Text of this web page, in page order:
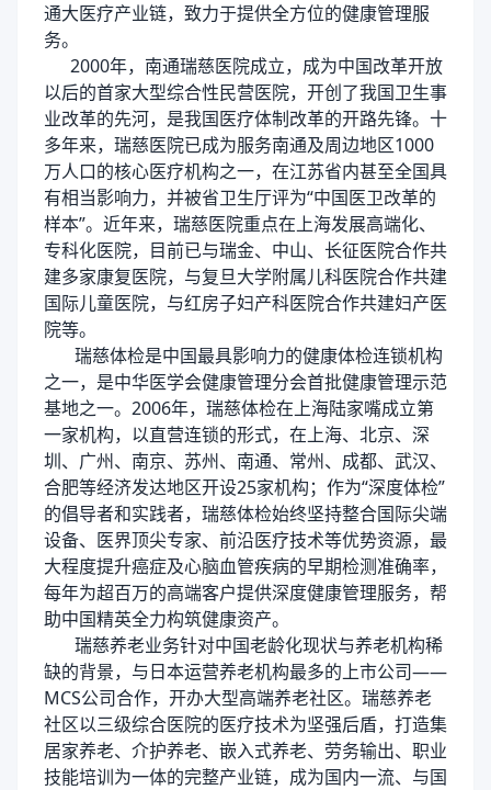
通大医疗产业链，致力于提供全方位的健康管理服
务。
2000年，南通瑞慈医院成立，成为中国改革开放
以后的首家大型综合性民营医院，开创了我国卫生事
业改革的先河，是我国医疗体制改革的开路先锋。十
多年来，瑞慈医院已成为服务南通及周边地区1000
万人口的核心医疗机构之一，在江苏省内甚至全国具
有相当影响力，并被省卫生厅评为“中国医卫改革的
样本”。近年来，瑞慈医院重点在上海发展高端化、
专科化医院，目前已与瑞金、中山、长征医院合作共
建多家康复医院，与复旦大学附属儿科医院合作共建
国际儿童医院，与红房子妇产科医院合作共建妇产医
院等。
瑞慈体检是中国最具影响力的健康体检连锁机构
之一，是中华医学会健康管理分会首批健康管理示范
基地之一。2006年，瑞慈体检在上海陆家嘴成立第
一家机构，以直营连锁的形式，在上海、北京、深
圳、广州、南京、苏州、南通、常州、成都、武汉、
合肥等经济发达地区开设25家机构；作为“深度体检”
的倡导者和实践者，瑞慈体检始终坚持整合国际尖端
设备、医界顶尖专家、前沿医疗技术等优势资源，最
大程度提升癌症及心脑血管疾病的早期检测准确率，
每年为超百万的高端客户提供深度健康管理服务，帮
助中国精英全力构筑健康资产。
瑞慈养老业务针对中国老龄化现状与养老机构稀
缺的背景，与日本运营养老机构最多的上市公司——
MCS公司合作，开办大型高端养老社区。瑞慈养老
社区以三级综合医院的医疗技术为坚强后盾，打造集
居家养老、介护养老、嵌入式养老、劳务输出、职业
技能培训为一体的完整产业链，成为国内一流、与国